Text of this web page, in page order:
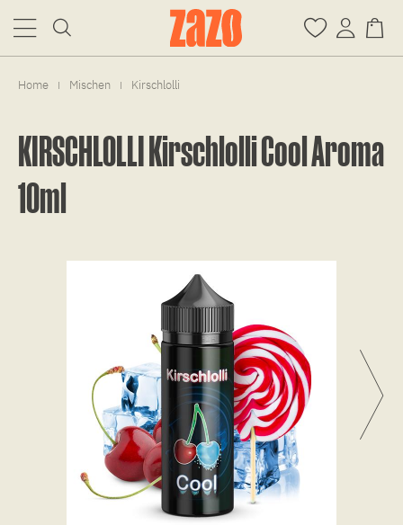
Home | Mischen | Kirschlolli
KIRSCHLOLLI Kirschlolli Cool Aroma
10ml